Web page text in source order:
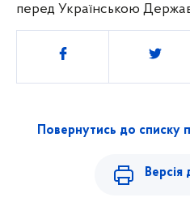
перед Українською
Поділитись
Повернутись до списку